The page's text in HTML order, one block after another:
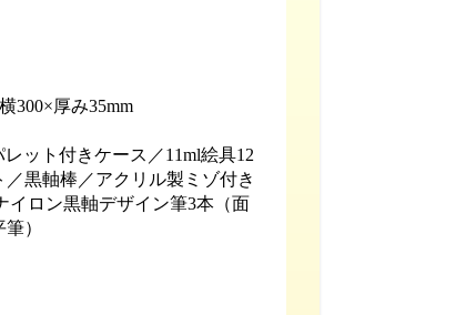
300×厚み35mm
ット付きケース／11ml絵具12
／黒軸棒／アクリル製ミゾ付き
イロン黒軸デザイン筆3本（面
）